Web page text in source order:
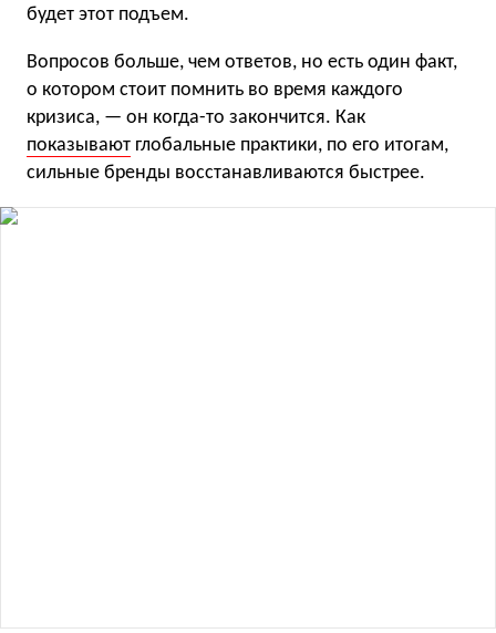
будет этот подъем.
Вопросов больше, чем ответов, но есть один факт,
о котором стоит помнить во время каждого
кризиса, — он когда-то закончится. Как
показывают глобальные практики, по его итогам,
сильные бренды восстанавливаются быстрее.